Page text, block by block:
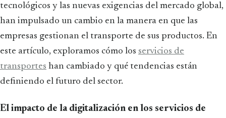
tecnológicos y las nuevas exigencias del mercado global,
han impulsado un cambio en la manera en que las
empresas gestionan el transporte de sus productos. En
este artículo, exploramos cómo los servicios de
transportes han cambiado y qué tendencias están
definiendo el futuro del sector.
El impacto de la digitalización en los servicios de